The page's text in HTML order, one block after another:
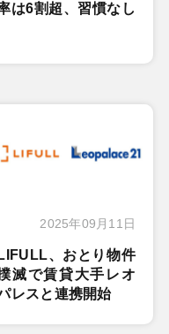
は6割超、習慣なし
2025年09月11日
LIFULL、おとり物件
滅で賃貸大手レオ
レスと連携開始